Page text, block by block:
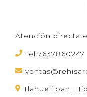
Atención directa
Tel:7637860247
Tlahuelilpan,